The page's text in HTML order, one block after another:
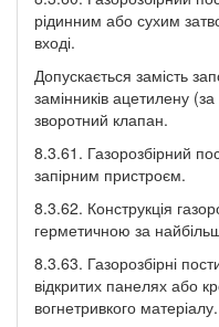
рідинним або сухим
вході.
Допускається замість
замінників ацетилену
зворотний клапан.
8.3.61. Газорозбірний
запірним пристроєм.
8.3.62. Конструкція
герметичною за
8.3.63. Газорозбірні
відкритих панелях або
вогнетривкого матеріалу.